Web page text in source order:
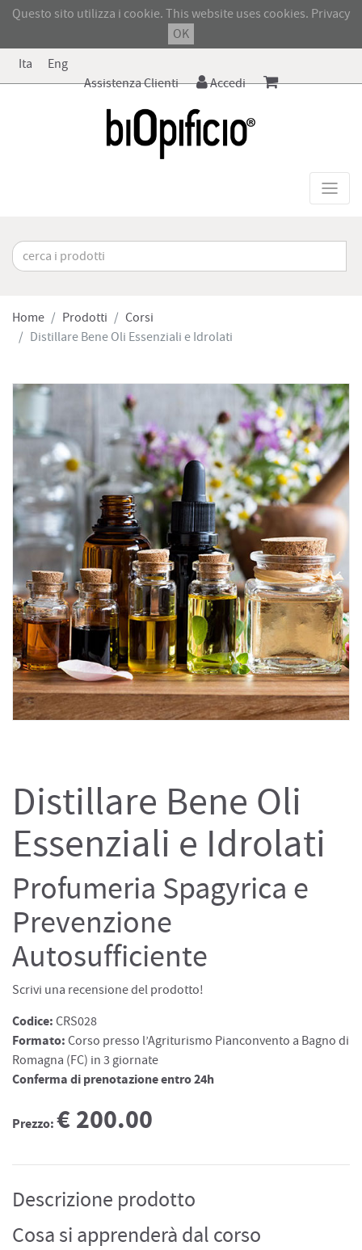
Questo sito utilizza i cookie. This website uses cookies. Privacy
OK
Ita
Eng
Assistenza Clienti
Accedi
Home Prodotti
Corsi
Distillare Bene Oli Essenziali e Idrolati
Distillare Bene Oli
Essenziali e Idrolati
Profumeria Spagyrica e
Prevenzione
Autosufficiente
Scrivi una recensione del prodotto!
Codice: CRS028
Formato: Corso presso l’Agriturismo Pianconvento a Bagno di
Romagna (FC) in 3 giornate
Conferma di prenotazione entro 24h
Prezzo:€ 200.00
Descrizione prodotto
Cosa si apprenderà dal corso